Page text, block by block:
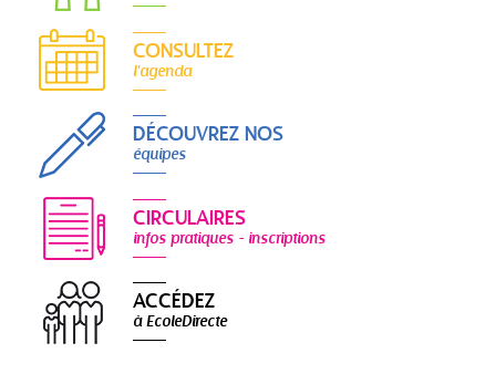
CONSULTEZ
l'agenda
DÉCOUVREZ NOS
équipes
CIRCULAIRES
infos pratiques - inscriptions
ACCÉDEZ
à EcoleDirecte